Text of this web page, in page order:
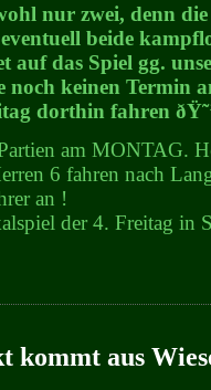
nur zwei, denn
beide
auf das Spiel gg.
noch keinen Termin
dorthin fahren
am MONTAG.
6 fahren nach
an !
der 4. Freitag in
kommt aus